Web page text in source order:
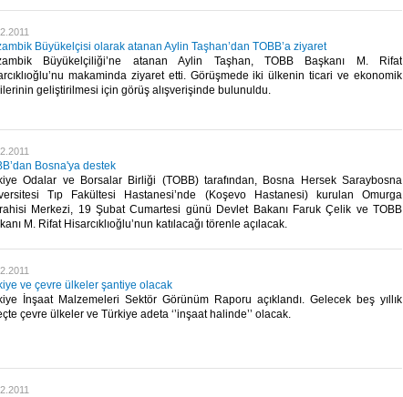
Büyükelçisi olarak atanan Aylin Taşhan’dan TOBB’a ziyaret
Büyükelçiliği’ne atanan Aylin Taşhan, TOBB Başkanı M. Rifat
makaminda ziyaret etti. Görüşmede iki ülkenin ticari ve ekonomik
geliştirilmesi için görüş alışverişinde bulunuldu.​
Bosna'ya destek
Odalar ve Borsalar Birliği (TOBB) tarafından, Bosna Hersek Saraybosna
Tıp Fakültesi Hastanesi’nde (Koşevo Hastanesi) kurulan Omurga
Merkezi, 19 Şubat Cumartesi günü Devlet Bakanı Faruk Çelik ve TOBB
M. Rifat Hisarcıklıoğlu’nun katılacağı törenle açılacak.
ve çevre ülkeler şantiye olacak
İnşaat Malzemeleri Sektör Görünüm Raporu açıklandı. Gelecek beş yıllık
çevre ülkeler ve Türkiye adeta ‘’inşaat halinde’’ olacak.​